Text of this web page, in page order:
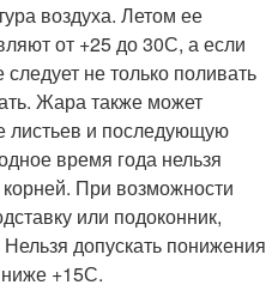
воздуха. Летом ее
от +25 до 30С, а если
не только поливать
Жара также может
листьев и последующую
время года нельзя
При возможности
или подоконник,
допускать понижения
+15С.